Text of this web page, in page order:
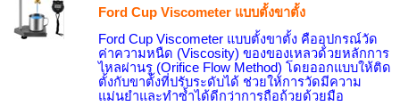
Ford Cup Viscometer แบบตั้งขาตั้ง
Ford Cup Viscometer แบบตั้งขาตั้ง คืออุปกรณ์วัด
ค่าความหนืด (Viscosity) ของของเหลวด้วยหลักการ
ไหลผ่านรู (Orifice Flow Method) โดยออกแบบให้ติด
ตั้งกับขาตั้งที่ปรับระดับได้ ช่วยให้การวัดมีความ
แม่นยำและทำซ้ำได้ดีกว่าการถือถ้วยด้วยมือ